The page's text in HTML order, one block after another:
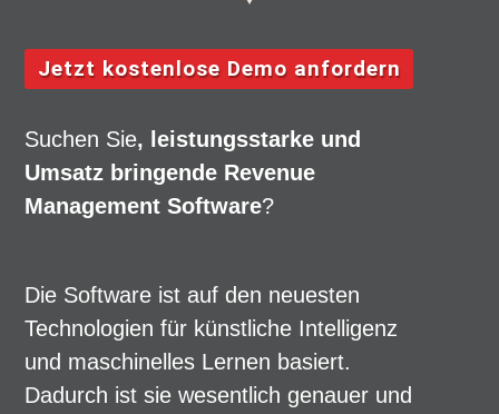
Jetzt kostenlose Demo anfordern
Suchen Sie, leistungsstarke und
Umsatz bringende Revenue
Management Software?
Die Software ist auf den neuesten
Technologien für künstliche Intelligenz
und maschinelles Lernen basiert.
Dadurch ist sie wesentlich genauer und